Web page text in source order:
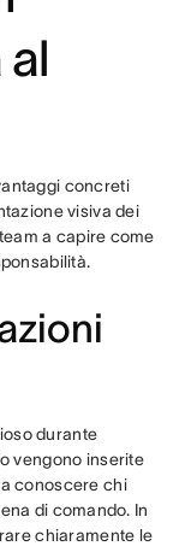
concreti
visiva dei
a capire come
durante
vengono inserite
conoscere chi
di comando. In
chiaramente le